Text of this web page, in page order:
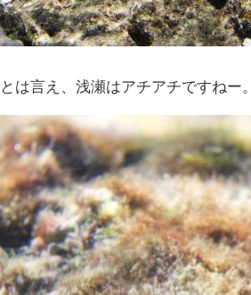
は言え、浅瀬はアチアチですねー。